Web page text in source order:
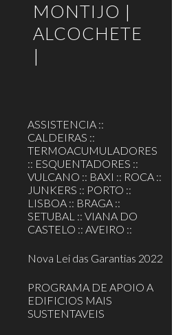
MONTIJO |
ALCOCHETE
|
ASSISTENCIA ::
CALDEIRAS ::
TERMOACUMULADORES
:: ESQUENTADORES ::
VULCANO :: BAXI :: ROCA ::
JUNKERS :: PORTO ::
LISBOA :: BRAGA ::
SETUBAL :: VIANA DO
CASTELO :: AVEIRO ::
Nova Lei das Garantias 2022
PROGRAMA DE APOIO A
EDIFICIOS MAIS
SUSTENTAVEIS